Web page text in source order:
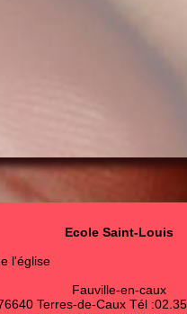
Ecole Saint-Louis
l'église
Fauville-en-caux
Terres-de-Caux Tél